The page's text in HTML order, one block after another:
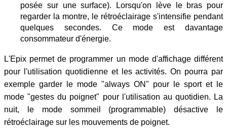
posée sur une surface). Lorsqu'on lève le bras pour
regarder la montre, le rétroéclairage s'intensifie pendant
quelques secondes. Ce mode est davantage
consommateur d'énergie.
L'Epix permet de programmer un mode d'affichage différent
pour l'utilisation quotidienne et les activités. On pourra par
exemple garder le mode "always ON" pour le sport et le
mode "gestes du poignet" pour l'utilisation au quotidien. La
nuit, le mode sommeil (programmable) désactive le
rétroéclairage sur les mouvements de poignet.